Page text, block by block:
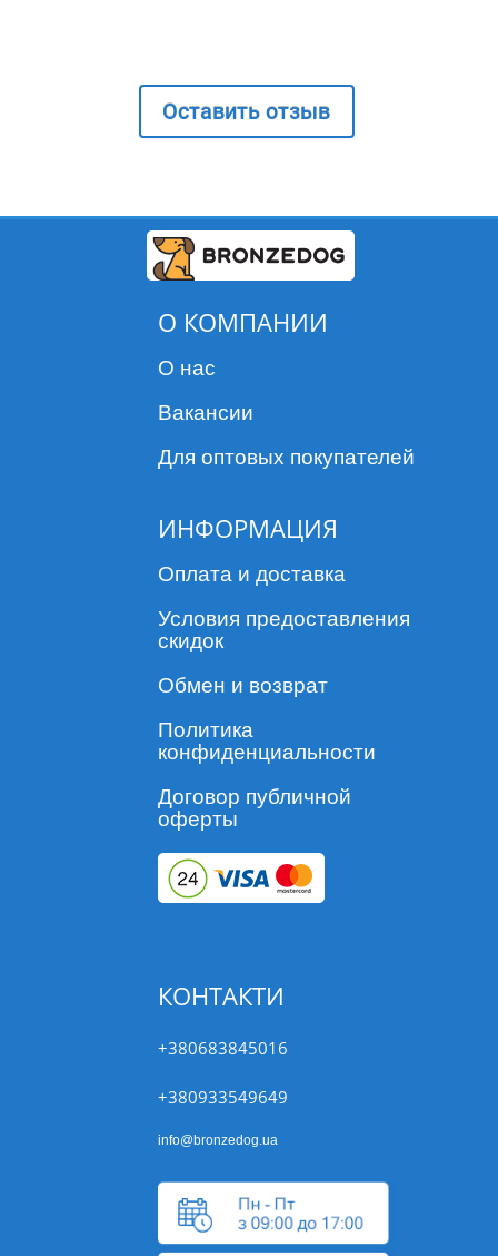
Оставить отзыв
О КОМПАНИИ
О нас
Вакансии
Для оптовых покупателей
ИНФОРМАЦИЯ
Оплата и доставка
Условия предоставления
скидок
Обмен и возврат
Политика
конфиденциальности
Договор публичной
оферты
КОНТАКТИ
+380683845016
+380933549649
info@bronzedog.ua